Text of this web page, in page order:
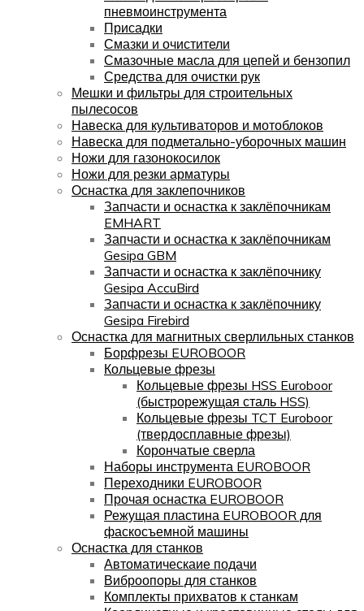
пневмоинструмента
Присадки
Смазки и очистители
Смазочные масла для цепей и бензопил
Средства для очистки рук
Мешки и фильтры для строительных
пылесосов
Навеска для культиваторов и мотоблоков
Навеска для подметально-уборочных машин
Ножи для газонокосилок
Ножи для резки арматуры
Оснастка для заклепочников
Запчасти и оснастка к заклёпочникам
EMHART
Запчасти и оснастка к заклёпочникам
Gesipa GBM
Запчасти и оснастка к заклёпочнику
Gesipa AccuBird
Запчасти и оснастка к заклёпочнику
Gesipa Firebird
Оснастка для магнитных сверлильных станков
Борфрезы EUROBOOR
Кольцевые фрезы
Кольцевые фрезы HSS Euroboor
(быстрорежущая сталь HSS)
Кольцевые фрезы TCT Euroboor
(твердосплавные фрезы)
Корончатые сверла
Наборы инструмента EUROBOOR
Переходники EUROBOOR
Прочая оснастка EUROBOOR
Режущая пластина EUROBOOR для
фаскосъемной машины
Оснастка для станков
Автоматическаие подачи
Виброопоры для станков
Комплекты прихватов к станкам